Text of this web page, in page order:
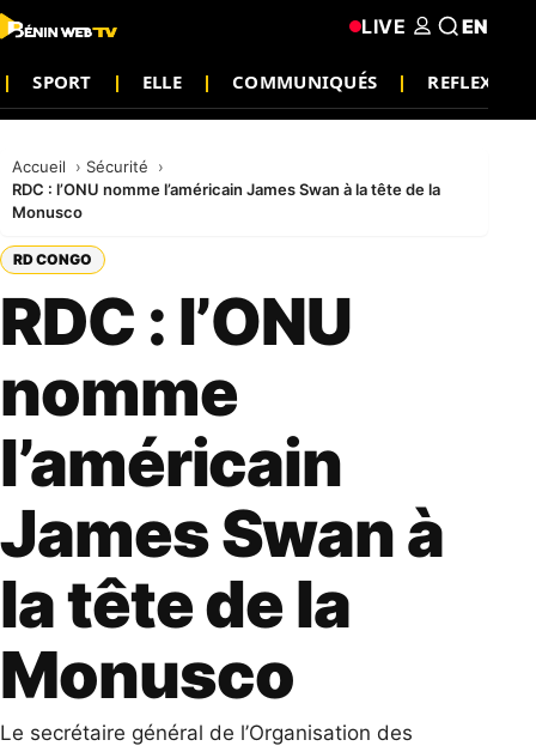
SPORT ELLE COMMUNIQUÉS REFLEXION
LIVE EN
Accueil
Sécurité
RDC : l’ONU nomme l’américain James Swan à la tête de la
Monusco
RD CONGO
RDC : l’ONU
nomme
l’américain
James Swan à
la tête de la
Monusco
Le secrétaire général de l’Organisation des